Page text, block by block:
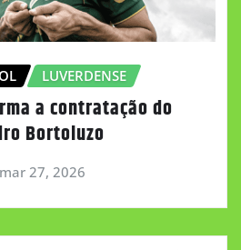
LUVERDENSE
a contratação do
Bortoluzo
mar 27, 2026